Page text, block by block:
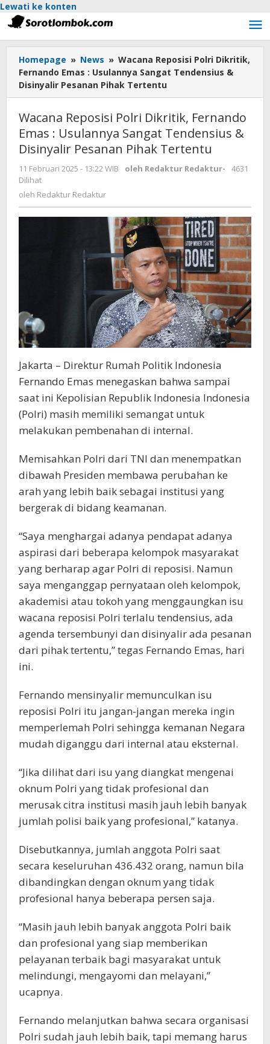
Lewati ke konten
Homepage » News » Wacana Reposisi Polri Dikritik,
Fernando Emas : Usulannya Sangat Tendensius &
Disinyalir Pesanan Pihak Tertentu
Wacana Reposisi Polri Dikritik, Fernando
Emas : Usulannya Sangat Tendensius &
Disinyalir Pesanan Pihak Tertentu
11 Februari 2025 - 13:22 WIB oleh Redaktur Redaktur-
4631
Dilihat
oleh Redaktur Redaktur
Jakarta – Direktur Rumah Politik Indonesia
Fernando Emas menegaskan bahwa sampai
saat ini Kepolisian Republik Indonesia Indonesia
(Polri) masih memiliki semangat untuk
melakukan pembenahan di internal.
Memisahkan Polri dari TNI dan menempatkan
dibawah Presiden membawa perubahan ke
arah yang lebih baik sebagai institusi yang
bergerak di bidang keamanan.
“Saya menghargai adanya pendapat adanya
aspirasi dari beberapa kelompok masyarakat
yang berharap agar Polri di reposisi. Namun
saya menganggap pernyataan oleh kelompok,
akademisi atau tokoh yang menggaungkan isu
wacana reposisi Polri terlalu tendensius, ada
agenda tersembunyi dan disinyalir ada pesanan
dari pihak tertentu,” tegas Fernando Emas, hari
ini.
Fernando mensinyalir memunculkan isu
reposisi Polri itu jangan-jangan mereka ingin
memperlemah Polri sehingga kemanan Negara
mudah diganggu dari internal atau eksternal.
“Jika dilihat dari isu yang diangkat mengenai
oknum Polri yang tidak profesional dan
merusak citra institusi masih jauh lebih banyak
jumlah polisi baik yang profesional,” katanya.
Disebutkannya, jumlah anggota Polri saat
secara keseluruhan 436.432 orang, namun bila
dibandingkan dengan oknum yang tidak
profesional hanya beberapa persen saja.
“Masih jauh lebih banyak anggota Polri baik
dan profesional yang siap memberikan
pelayanan terbaik bagi masyarakat untuk
melindungi, mengayomi dan melayani,”
ucapnya.
Fernando melanjutkan bahwa secara organisasi
Polri sudah jauh lebih baik, tapi memang harus